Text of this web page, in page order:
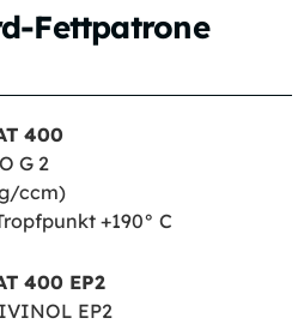
Fettpatrone
400
G 2
ccm)
+190° C
400 EP2
EP2